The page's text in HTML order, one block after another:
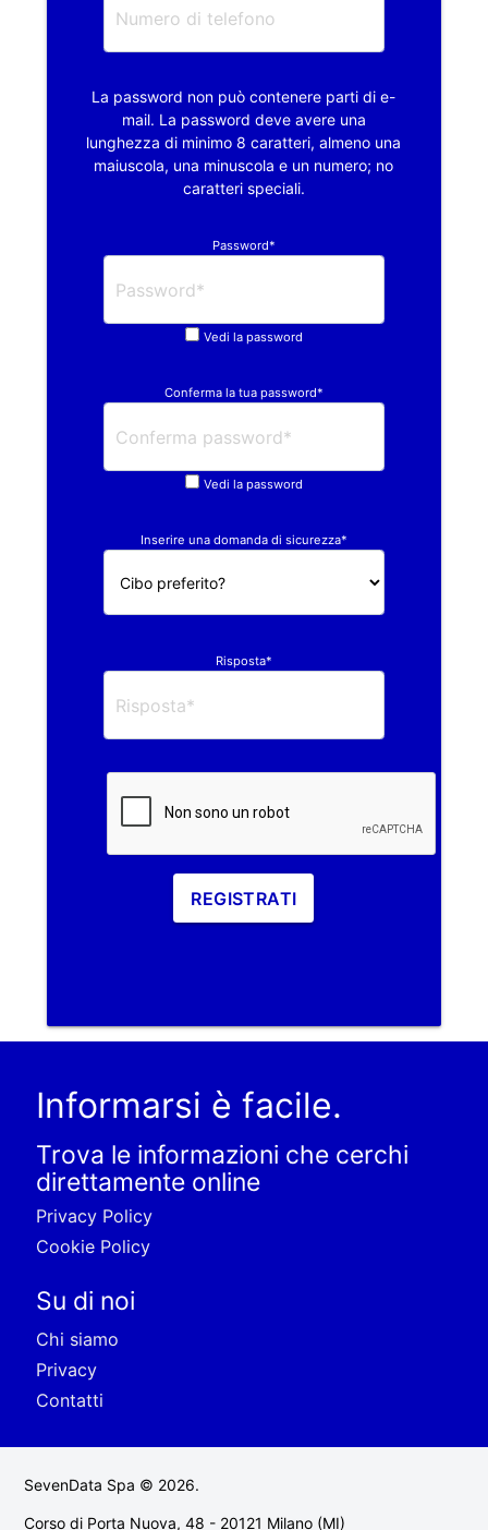
La password non può contenere parti di e-
mail. La password deve avere una
lunghezza di minimo 8 caratteri, almeno una
maiuscola, una minuscola e un numero; no
caratteri speciali.
Password*
Vedi la password
Conferma la tua password*
Vedi la password
Inserire una domanda di sicurezza*
Risposta*
REGISTRATI
Informarsi è facile.
Trova le informazioni che cerchi
direttamente online
Privacy Policy
Cookie Policy
Su di noi
Chi siamo
Privacy
Contatti
SevenData Spa © 2026.
Corso di Porta Nuova, 48 - 20121 Milano (MI)